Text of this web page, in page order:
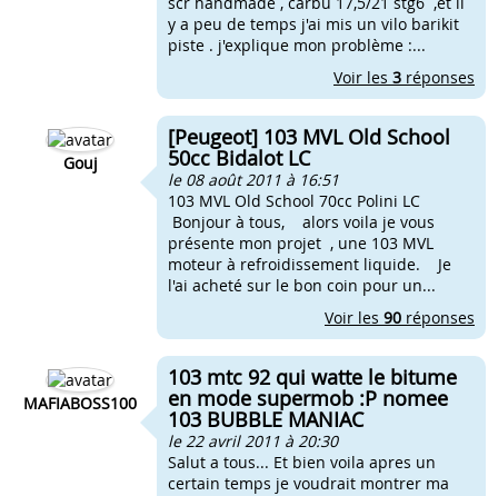
y a peu de temps j'ai mis un vilo barikit
piste . j'explique mon problème :...
Voir les 3 réponses
Gouj
[Peugeot] 103 MVL Old School
50cc Bidalot LC
le 08 août 2011 à 16:51
103 MVL Old School 70cc Polini LC
Bonjour à tous, alors voila je vous
présente mon projet , une 103 MVL
moteur à refroidissement liquide. Je
l'ai acheté sur le bon coin pour un...
Voir les 90 réponses
MAFIABOSS100
103 mtc 92 qui watte le bitume
en mode supermob :P nomee
103 BUBBLE MANIAC
le 22 avril 2011 à 20:30
Salut a tous... Et bien voila apres un
certain temps je voudrait montrer ma